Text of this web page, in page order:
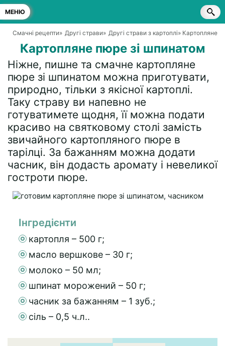
МЕНЮ
Смачні рецепти» Другі страви» Другі страви з картоплі» Картопляне
Картопляне пюре зі шпинатом
Ніжне, пишне та смачне картопляне
пюре зі шпинатом можна приготувати,
природно, тільки з якісної картоплі.
Таку страву ви напевно не
готуватимете щодня, її можна подати
красиво на святковому столі замість
звичайного картопляного пюре в
тарілці. За бажанням можна додати
часник, він додасть аромату і невеликої
гостроти пюре.
Інгредієнти
картопля – 500 г;
масло вершкове – 30 г;
молоко – 50 мл;
шпинат морожений – 50 г;
часник за бажанням – 1 зуб.;
сіль – 0,5 ч.л..